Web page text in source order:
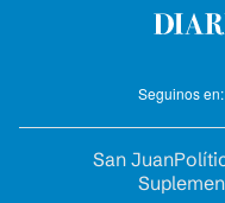
Seguinos en:
San Juan